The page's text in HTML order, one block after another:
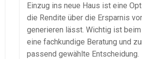
Einzug ins neue Haus ist eine
die Rendite über die Ersparnis
generieren lässt. Wichtig ist
eine fachkundige Beratung und
passend gewählte Entscheidung.